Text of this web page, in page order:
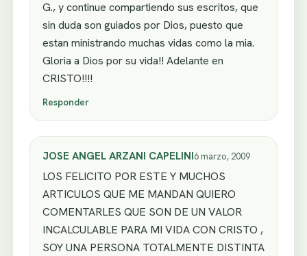
G., y continue compartiendo sus escritos, que
sin duda son guiados por Dios, puesto que
estan ministrando muchas vidas como la mia.
Gloria a Dios por su vida!! Adelante en
CRISTO!!!!
Responder
JOSE ANGEL ARZANI CAPELINI6 marzo, 2009
LOS FELICITO POR ESTE Y MUCHOS
ARTICULOS QUE ME MANDAN QUIERO
COMENTARLES QUE SON DE UN VALOR
INCALCULABLE PARA MI VIDA CON CRISTO ,
SOY UNA PERSONA TOTALMENTE DISTINTA